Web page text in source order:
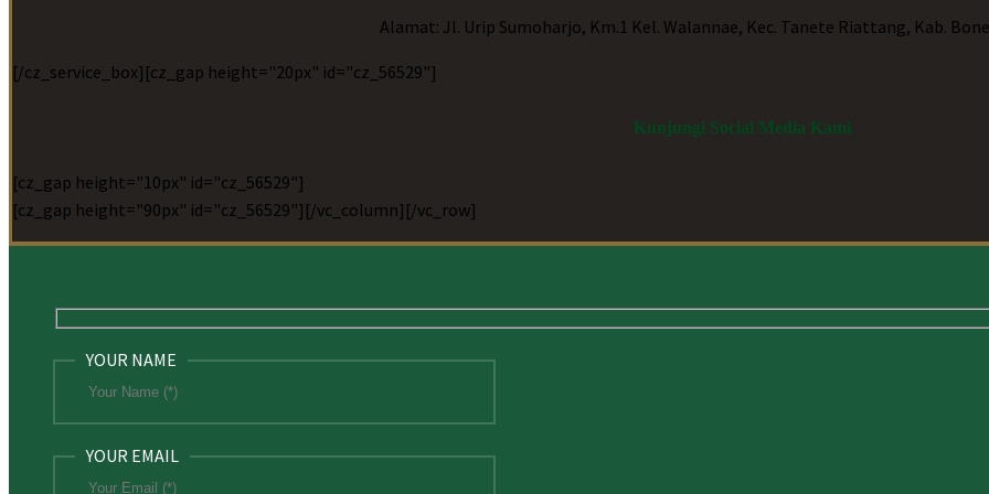
Alamat: Jl. Urip Sumoharjo, Km.1 Kel. Walannae, Kec. Tanete Riattang, Kab.
[/cz_service_box][cz_gap height="20px" id="cz_56529"]
Kunjungi Social Media Kami
[cz_gap height="10px" id="cz_56529"]
[cz_gap height="90px" id="cz_56529"][/vc_column][/vc_row]
YOUR NAME
YOUR EMAIL